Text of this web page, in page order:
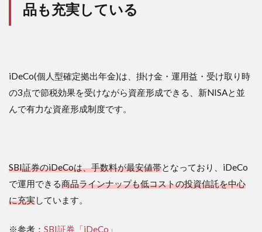
品も充実している
iDeCo(個人型確定拠出年金)は、掛け金・運用益・受け取り時
の3点で節税効果を受けながら資産形成できる、新NISAと並
んで有力な資産形成制度です。
SBI証券のiDeCoは、手数料が最安値帯となっており、iDeCo
で運用できる商品ラインナップも低コストの投資信託を中心
に充実しています。
※参考： SBI証券「iDeCo」